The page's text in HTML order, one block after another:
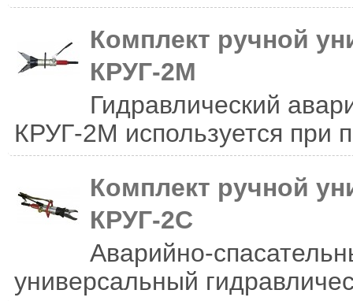
Комплект ручной
КРУГ-2М
Гидравлический
КРУГ-2М используется при
Комплект ручной
КРУГ-2С
Аварийно-
универсальный